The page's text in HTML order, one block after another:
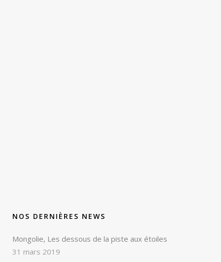
NOS DERNIÈRES NEWS
Mongolie, Les dessous de la piste aux étoiles
31 mars 2019